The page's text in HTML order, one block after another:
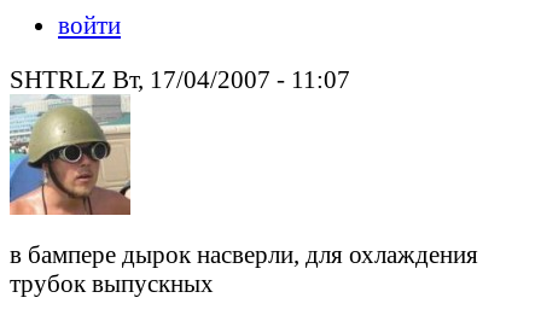
войти
SHTRLZ Вт, 17/04/2007 - 11:07
в бампере дырок насверли, для охлаждения
трубок выпускных